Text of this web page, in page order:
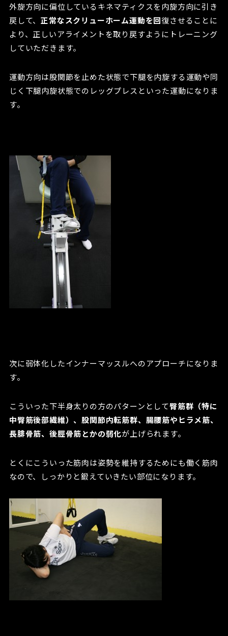
外旋方向に偏位しているキネマティクスを内旋方向に引き
戻して、正常なスクリューホーム運動を回復させることに
より、正しいアライメントを取り戻すようにトレーニング
していただきます。
運動方向は股関節を止めた状態で下腿を内旋する運動や同
じく下腿内旋状態でのレッグプレスといった運動になりま
す。
次に弱体化したインナーマッスルへのアプローチになりま
す。
こういった下半身太りの方のパターンとして臀筋群（特に
中臀筋後部繊維）、股関節内転筋群、腸腰筋やヒラメ筋、
長腓骨筋、後脛骨筋とかの弱化が上げられます。
とくにこういった筋肉は姿勢を維持するためにも働く筋肉
なので、しっかりと鍛えていきたい部位になります。